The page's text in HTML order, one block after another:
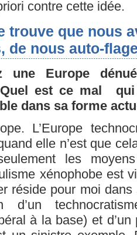
contre cette idée.
trouve que nous
de nous auto-
une Europe
est ce mal qui
dans sa forme
L’Europe
elle n’est que
les
xénophobe est
réside pour moi
d’un
à la base) et d’un